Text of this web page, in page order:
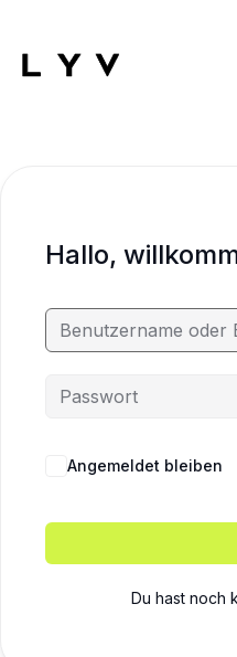
Hallo,
Angemeldet bleiben
Du hast noch